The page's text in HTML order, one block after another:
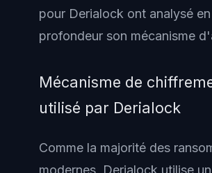
pour Derialock ont analysé en
profondeur son mécanisme
Mécanisme de
utilisé par Derialock
Comme la majorité des
modernes, Derialock utilise